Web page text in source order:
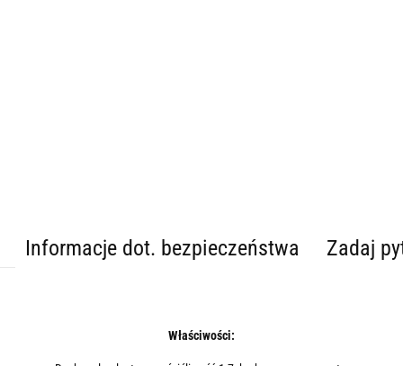
Informacje dot. bezpieczeństwa Zadaj
Właściwości: